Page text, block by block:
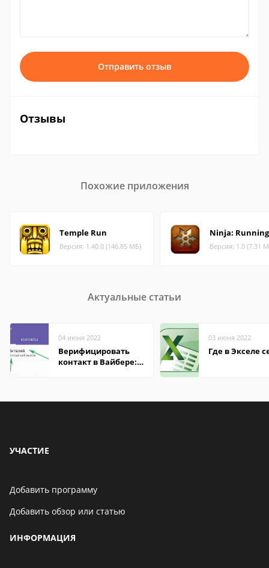
Отправить отзыв
Отзывы
Похожие приложения
Temple Run
Версия: 1.40.0 (146.85 МБ)
Ninja:
Версия: 1.0 (7.31
Актуальные статьи
04 июня 2022
Верифицировать
контакт в Вайбере:
03 июня 2022
Где в Экселе
УЧАСТИЕ
Добавить программу
Добавить обзор или статью
ИНФОРМАЦИЯ